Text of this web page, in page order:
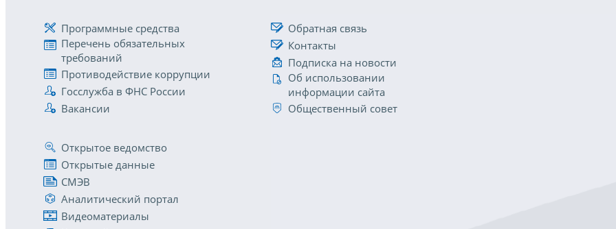
Программные средства
Перечень обязательных
требований
Противодействие коррупции
Госслужба в ФНС России
Вакансии
Обратная связь
Контакты
Подписка на новости
Об использовании
информации сайта
Общественный совет
Открытое ведомство
Открытые данные
СМЭВ
Аналитический портал
Видеоматериалы